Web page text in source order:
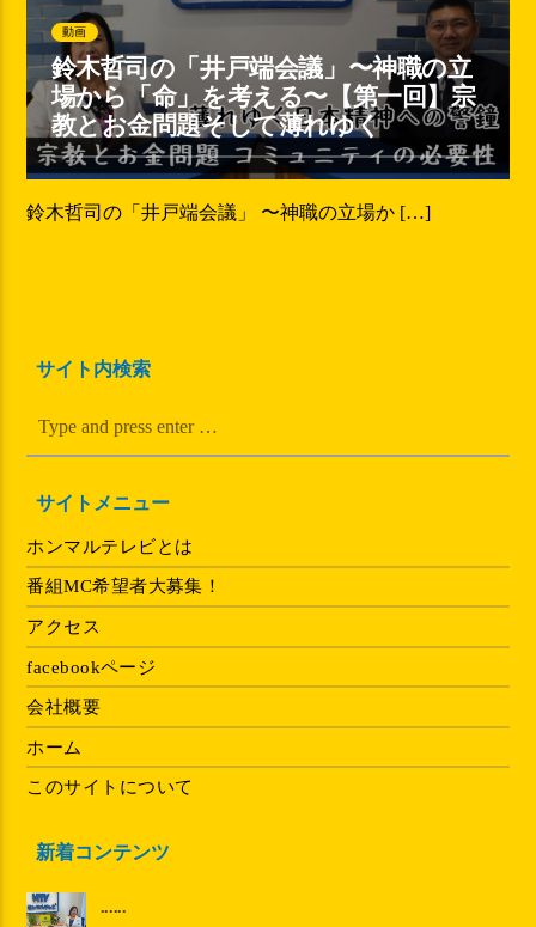
動画
鈴木哲司の「井戸端会議」〜神職の立
場から「命」を考える〜【第一回】宗
教とお金問題そして薄れゆく
鈴木哲司の「井戸端会議」 〜神職の立場か […]
サイト内検索
サイトメニュー
ホンマルテレビとは
番組MC希望者大募集！
アクセス
facebookページ
会社概要
ホーム
このサイトについて
新着コンテンツ
......